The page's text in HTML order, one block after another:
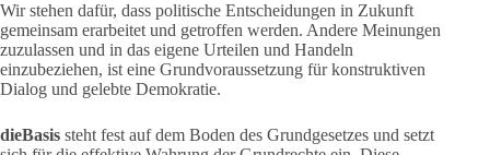
Wir stehen dafür, dass politische Entscheidungen in Zukunft
gemeinsam erarbeitet und getroffen werden. Andere Meinungen
zuzulassen und in das eigene Urteilen und Handeln
einzubeziehen, ist eine Grundvoraussetzung für konstruktiven
Dialog und gelebte Demokratie.
dieBasis steht fest auf dem Boden des Grundgesetzes und setzt